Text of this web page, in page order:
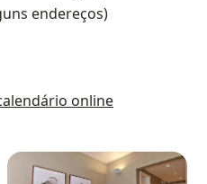
endereços)
online